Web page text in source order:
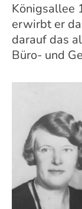
Königsallee
erwirbt er
darauf das
Büro- und